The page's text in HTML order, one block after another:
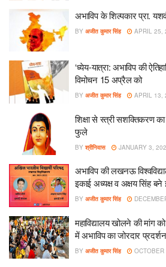
अभाविप के शिल्पकार प्रा.
BY अजीत कुमार सिंह APRIL 25,
‘ध्येय-यात्रा: अभाविप की
विमोचन 15 अप्रैल को
BY अजीत कुमार सिंह APRIL 13,
शिक्षा से स्त्री सशक्तिकरण का
फुले
BY श्रीनिवास JANUARY 3,
अभाविप की लखनऊ
इकाई अध्यक्ष व अक्षय सिंह बने
BY अजीत कुमार सिंह
महाविद्यालय खोलने की मांग
में अभाविप का जोरदार प्रदर्शन
BY अजीत कुमार सिंह